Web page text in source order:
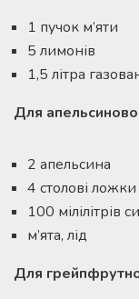
1 пучок м’яти
5 лимонів
1,5 літра
Для
2 апельсина
4 столові
100 мілілітрів
м’ята, лід
Для